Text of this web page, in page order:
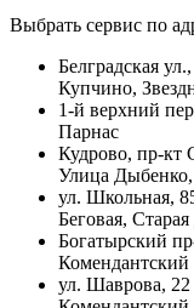
Выбрать сервис по
Белградская
Купчино,
1-й верхний
Парнас
Кудрово, пр-кт
Улица
ул. Школьная,
Беговая, Старая
Богатырский
Комендантский
ул. Шаврова, 22